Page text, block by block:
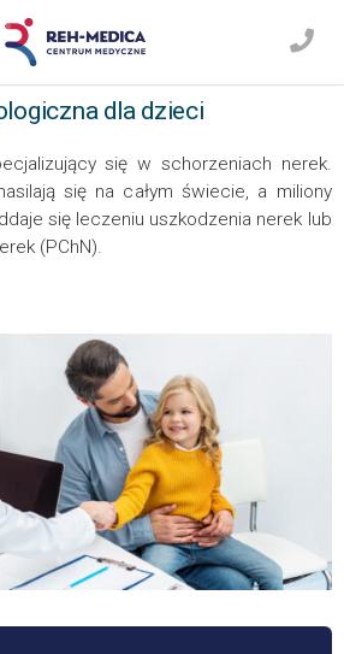
dla dzieci
się w schorzeniach nerek.
się na całym świecie, a miliony
się leczeniu uszkodzenia nerek lub
(PChN).